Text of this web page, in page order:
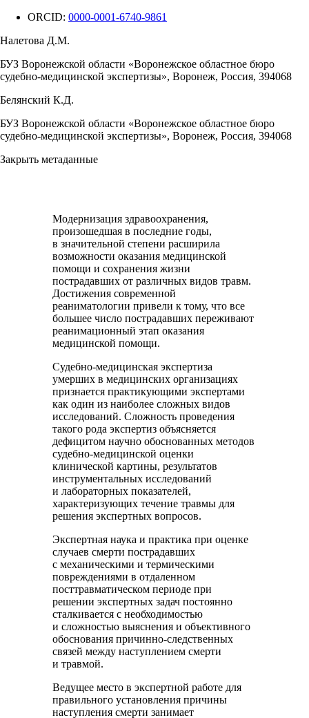
ORCID: 0000-0001-6740-9861
Налетова Д.М.
БУЗ Воронежской области «Воронежское областное бюро
судебно-медицинской экспертизы», Воронеж, Россия, 394068
Белянский К.Д.
БУЗ Воронежской области «Воронежское областное бюро
судебно-медицинской экспертизы», Воронеж, Россия, 394068
Закрыть метаданные
Модернизация здравоохранения,
произошедшая в последние годы,
в значительной степени расширила
возможности оказания медицинской
помощи и сохранения жизни
пострадавших от различных видов травм.
Достижения современной
реаниматологии привели к тому, что все
большее число пострадавших переживают
реанимационный этап оказания
медицинской помощи.
Судебно-медицинская экспертиза
умерших в медицинских организациях
признается практикующими экспертами
как один из наиболее сложных видов
исследований. Сложность проведения
такого рода экспертиз объясняется
дефицитом научно обоснованных методов
судебно-медицинской оценки
клинической картины, результатов
инструментальных исследований
и лабораторных показателей,
характеризующих течение травмы для
решения экспертных вопросов.
Экспертная наука и практика при оценке
случаев смерти пострадавших
с механическими и термическими
повреждениями в отдаленном
посттравматическом периоде при
решении экспертных задач постоянно
сталкивается с необходимостью
и сложностью выяснения и объективного
обоснования причинно-следственных
связей между наступлением смерти
и травмой.
Ведущее место в экспертной работе для
правильного установления причины
наступления смерти занимает